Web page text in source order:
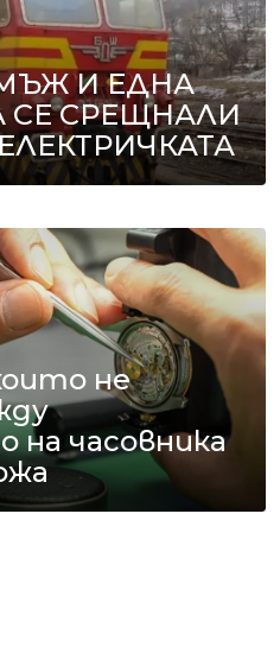
И ЕДНА
СРЕЩНАЛИ
не
часовника